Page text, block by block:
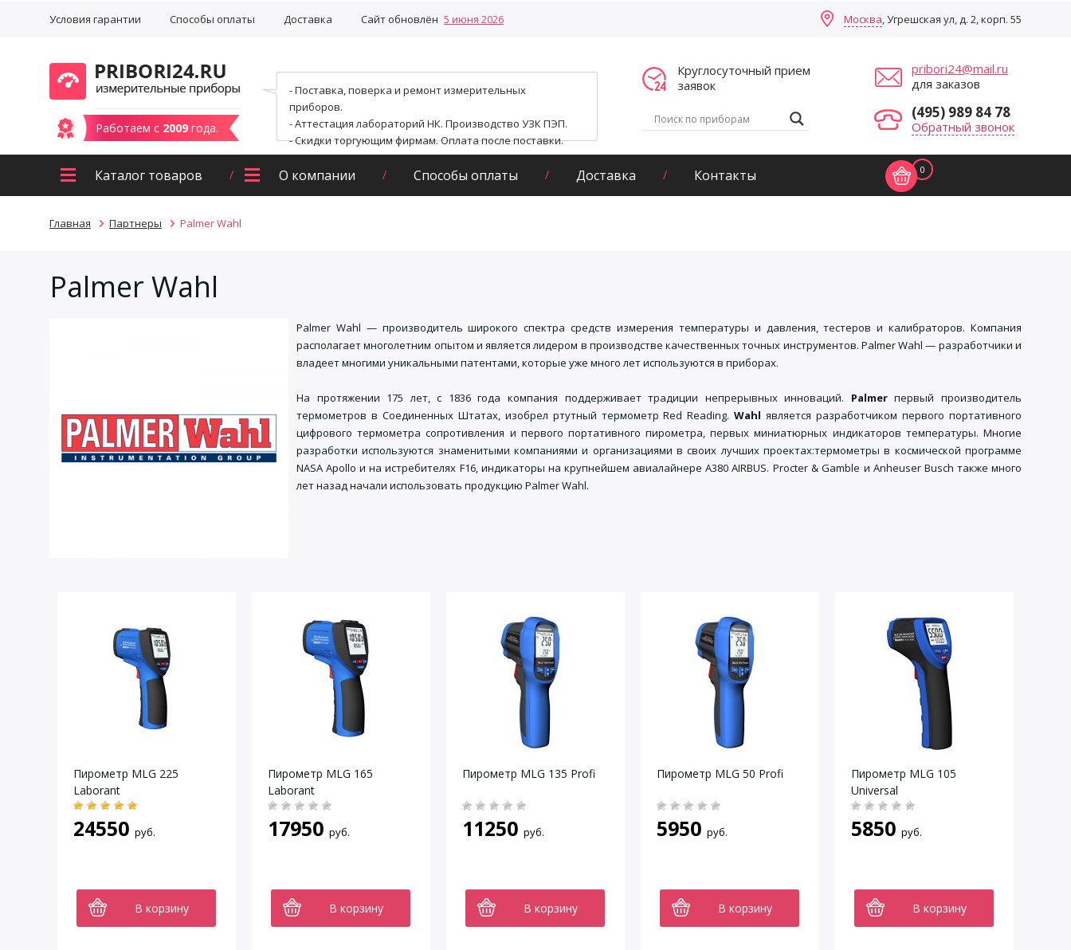
Условия гарантии Способы оплаты Доставка Сайт обновлён 5 июня 2026 Москва, Угрешская ул, д. 2, корп. 55
Работаем с 2009 года.
- Поставка, поверка и ремонт измерительных
приборов.
- Аттестация лабораторий НК. Производство УЗК ПЭП.
- Скидки торгующим фирмам. Оплата после поставки.
Круглосуточный прием
заявок
pribori24@mail.ru
для заказов
(495) 989 84 78
Обратный звонок
Каталог товаров О компании Способы оплаты Доставка Контакты 0
Главная Партнеры Palmer Wahl
Palmer Wahl
Palmer Wahl — производитель широкого спектра средств измерения температуры и давления, тестеров и калибраторов. Компания
располагает многолетним опытом и является лидером в производстве качественных точных инструментов. Palmer Wahl — разработчики и
владеет многими уникальными патентами, которые уже много лет используются в приборах.
На протяжении 175 лет, с 1836 года компания поддерживает традиции непрерывных инноваций. Palmerпервый производитель
термометров в Соединенных Штатах, изобрел ртутный термометр Red Reading.Wahl является разработчиком первого портативного
цифрового термометра сопротивления и первого портативного пирометра, первых миниатюрных индикаторов температуры. Многие
разработки используются знаменитыми компаниями и организациями в своих лучших проектах:термометры в космической программе
NASA Apollo и на истребителях F16, индикаторы на крупнейшем авиалайнере A380 AIRBUS. Procter & Gamble и Anheuser Busch также много
лет назад начали использовать продукцию Palmer Wahl.
Пирометр MLG 225
Laborant
24550 руб.
В корзину
Пирометр MLG 165
Laborant
17950 руб.
В корзину
Пирометр MLG 135 Profi
11250 руб.
В корзину
Пирометр MLG 50 Profi
5950 руб.
В корзину
Пирометр MLG 105
Universal
5850 руб.
В корзину